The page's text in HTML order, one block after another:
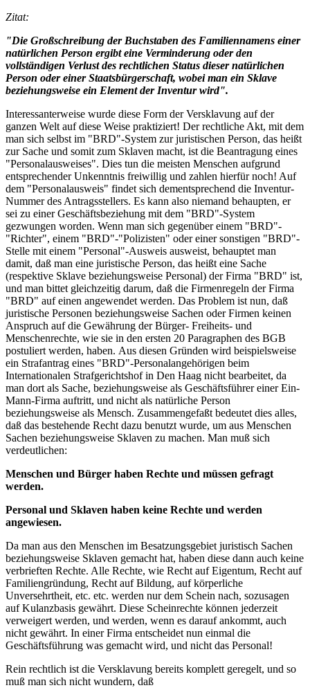
Zitat:
"Die Großschreibung der Buchstaben des Familiennamens einer
natürlichen Person ergibt eine Verminderung oder den
vollständigen Verlust des rechtlichen Status dieser natürlichen
Person oder einer Staatsbürgerschaft, wobei man ein Sklave
beziehungsweise ein Element der Inventur wird".
Interessanterweise wurde diese Form der Versklavung auf der
ganzen Welt auf diese Weise praktiziert! Der rechtliche Akt, mit dem
man sich selbst im "BRD"-System zur juristischen Person, das heißt
zur Sache und somit zum Sklaven macht, ist die Beantragung eines
"Personalausweises". Dies tun die meisten Menschen aufgrund
entsprechender Unkenntnis freiwillig und zahlen hierfür noch! Auf
dem "Personalausweis" findet sich dementsprechend die Inventur-
Nummer des Antragsstellers. Es kann also niemand behaupten, er
sei zu einer Geschäftsbeziehung mit dem "BRD"-System
gezwungen worden. Wenn man sich gegenüber einem "BRD"-
"Richter", einem "BRD"-"Polizisten" oder einer sonstigen "BRD"-
Stelle mit einem "Personal"-Ausweis ausweist, behauptet man
damit, daß man eine juristische Person, das heißt eine Sache
(respektive Sklave beziehungsweise Personal) der Firma "BRD" ist,
und man bittet gleichzeitig darum, daß die Firmenregeln der Firma
"BRD" auf einen angewendet werden. Das Problem ist nun, daß
juristische Personen beziehungsweise Sachen oder Firmen keinen
Anspruch auf die Gewährung der Bürger- Freiheits- und
Menschenrechte, wie sie in den ersten 20 Paragraphen des BGB
postuliert werden, haben. Aus diesen Gründen wird beispielsweise
ein Strafantrag eines "BRD"-Personalangehörigen beim
Internationalen Strafgerichtshof in Den Haag nicht bearbeitet, da
man dort als Sache, beziehungsweise als Geschäftsführer einer Ein-
Mann-Firma auftritt, und nicht als natürliche Person
beziehungsweise als Mensch. Zusammengefaßt bedeutet dies alles,
daß das bestehende Recht dazu benutzt wurde, um aus Menschen
Sachen beziehungsweise Sklaven zu machen. Man muß sich
verdeutlichen:
Menschen und Bürger haben Rechte und müssen gefragt
werden.
Personal und Sklaven haben keine Rechte und werden
angewiesen.
Da man aus den Menschen im Besatzungsgebiet juristisch Sachen
beziehungsweise Sklaven gemacht hat, haben diese dann auch keine
verbrieften Rechte. Alle Rechte, wie Recht auf Eigentum, Recht auf
Familiengründung, Recht auf Bildung, auf körperliche
Unversehrtheit, etc. etc. werden nur dem Schein nach, sozusagen
auf Kulanzbasis gewährt. Diese Scheinrechte können jederzeit
verweigert werden, und werden, wenn es darauf ankommt, auch
nicht gewährt. In einer Firma entscheidet nun einmal die
Geschäftsführung was gemacht wird, und nicht das Personal!
Rein rechtlich ist die Versklavung bereits komplett geregelt, und so
muß man sich nicht wundern, daß